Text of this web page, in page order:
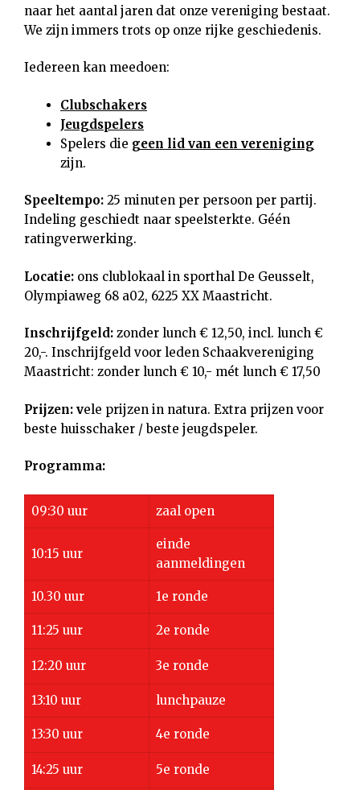
naar het aantal jaren dat onze vereniging bestaat.
We zijn immers trots op onze rijke geschiedenis.
Iedereen kan meedoen:
Clubschakers
Jeugdspelers
Spelers die geen lid van een vereniging
zijn.
Speeltempo: 25 minuten per persoon per partij.
Indeling geschiedt naar speelsterkte. Géén
ratingverwerking.
Locatie: ons clublokaal in sporthal De Geusselt,
Olympiaweg 68 a02, 6225 XX Maastricht.
Inschrijfgeld: zonder lunch € 12,50, incl. lunch €
20,-. Inschrijfgeld voor leden Schaakvereniging
Maastricht: zonder lunch € 10,- mét lunch € 17,50
Prijzen: vele prijzen in natura. Extra prijzen voor
beste huisschaker / beste jeugdspeler.
Programma:
09:30 uur zaal open
10:15 uur
einde
aanmeldingen
10.30 uur 1e ronde
11:25 uur 2e ronde
12:20 uur 3e ronde
13:10 uur lunchpauze
13:30 uur 4e ronde
14:25 uur 5e ronde